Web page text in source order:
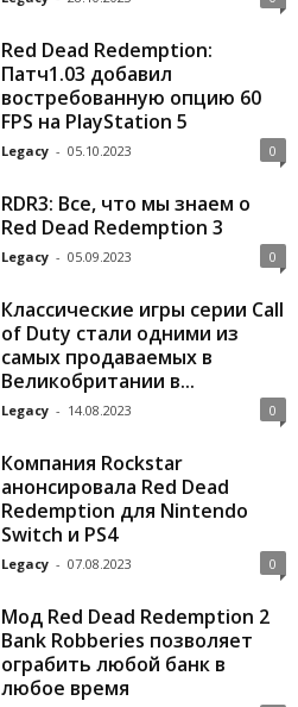
Red Dead Redemption:
Патч1.03 добавил
востребованную опцию 60
FPS на PlayStation 5
Legacy - 05.10.2023 0
RDR3: Все, что мы знаем о
Red Dead Redemption 3
Legacy - 05.09.2023 0
Классические игры серии Call
of Duty стали одними из
самых продаваемых в
Великобритании в...
Legacy - 14.08.2023 0
Компания Rockstar
анонсировала Red Dead
Redemption для Nintendo
Switch и PS4
Legacy - 07.08.2023 0
Мод Red Dead Redemption 2
Bank Robberies позволяет
ограбить любой банк в
любое время